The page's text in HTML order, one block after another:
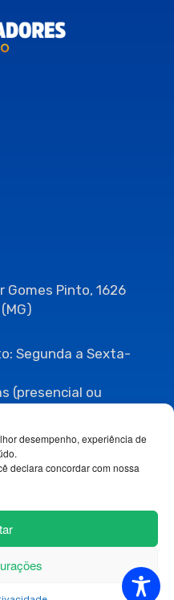
desempenho, experiência de
declara concordar com nossa
Gomes Pinto, 1626
Segunda a Sexta-
(presencial ou